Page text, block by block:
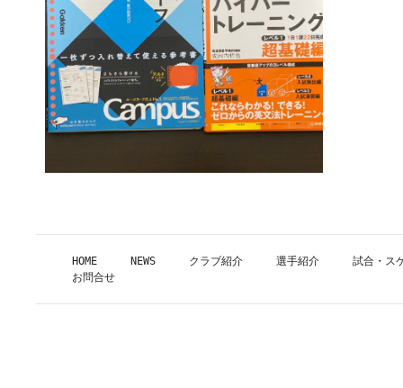
HOME NEWS クラブ紹介 選手紹介
試合・ス
お問合せ